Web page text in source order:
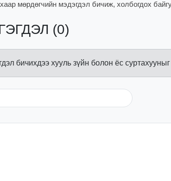
мөрдөгчийн мэдэгдэл бичиж, холбогдох
(0)
бичихдээ хууль зүйн болон ёс